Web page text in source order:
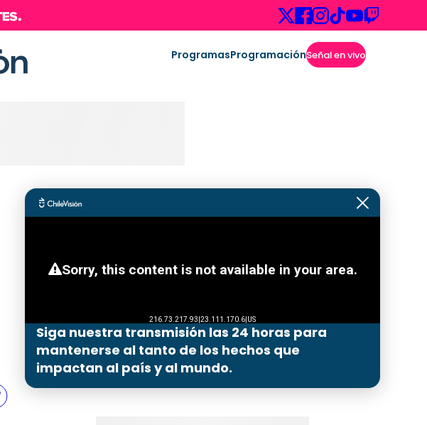
ProgramasProgramaciónSeñal en vivo
Siga nuestra transmisión las 24 horas para
mantenerse al tanto de los hechos que
impactan al país y al mundo.